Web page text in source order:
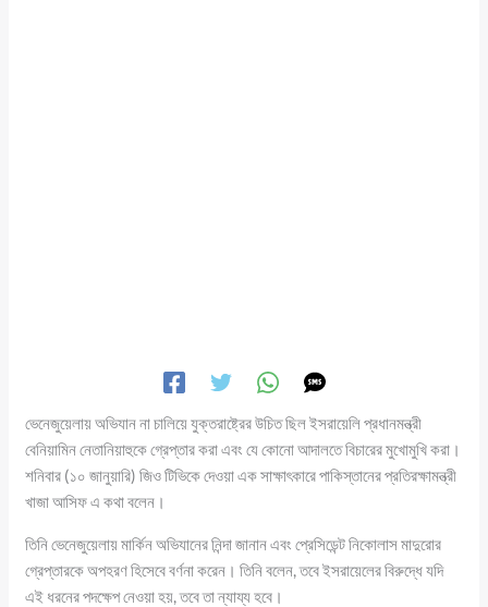
ভেনেজুয়েলায় অভিযান না চালিয়ে যুক্তরাষ্ট্রের উচিত ছিল ইসরায়েলি প্রধানমন্ত্রী
বেনিয়ামিন নেতানিয়াহুকে গ্রেপ্তার করা এবং যে কোনো আদালতে বিচারের মুখোমুখি করা।
শনিবার (১০ জানুয়ারি) জিও টিভিকে দেওয়া এক সাক্ষাৎকারে পাকিস্তানের প্রতিরক্ষামন্ত্রী
খাজা আসিফ এ কথা বলেন।
তিনি ভেনেজুয়েলায় মার্কিন অভিযানের নিন্দা জানান এবং প্রেসিডেন্ট নিকোলাস মাদুরোর
গ্রেপ্তারকে অপহরণ হিসেবে বর্ণনা করেন। তিনি বলেন, তবে ইসরায়েলের বিরুদ্ধে যদি
এই ধরনের পদক্ষেপ নেওয়া হয়, তবে তা ন্যায্য হবে।